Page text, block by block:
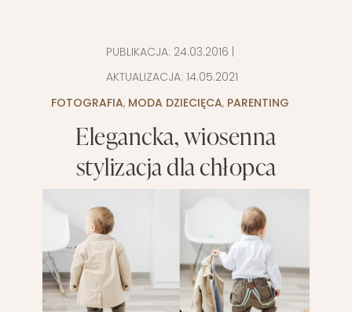
PUBLIKACJA: 24.03.2016 |
AKTUALIZACJA: 14.05.2021
FOTOGRAFIA, MODA DZIECIĘCA, PARENTING
Elegancka, wiosenna
stylizacja dla chłopca